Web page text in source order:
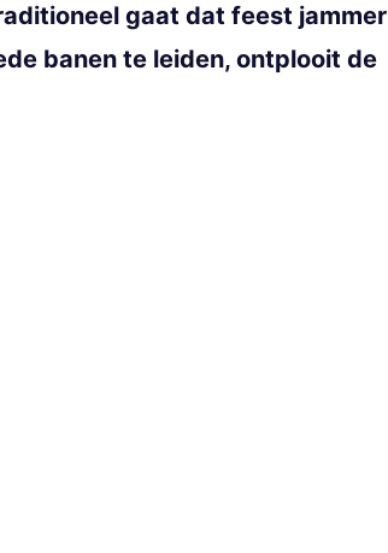
gaat dat feest jammer
banen te leiden, ontplooit de